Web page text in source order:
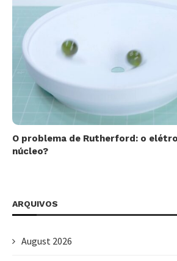
O problema de Rutherford: o
núcleo?
ARQUIVOS
August 2026